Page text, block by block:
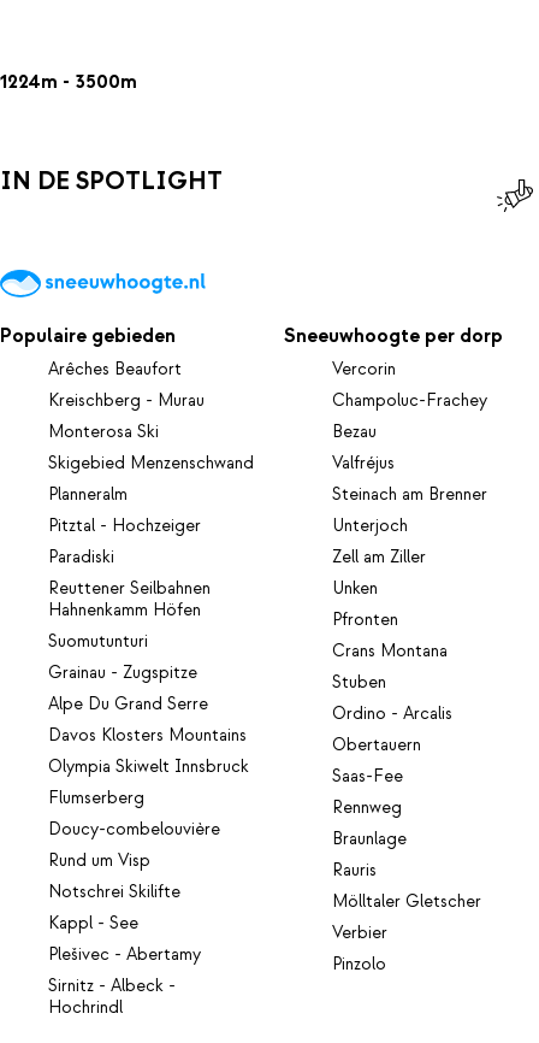
1224m - 3500m
IN DE SPOTLIGHT
Populaire gebieden
Arêches Beaufort
Kreischberg - Murau
Monterosa Ski
Skigebied Menzenschwand
Planneralm
Pitztal - Hochzeiger
Paradiski
Reuttener Seilbahnen
Hahnenkamm Höfen
Suomutunturi
Grainau - Zugspitze
Alpe Du Grand Serre
Davos Klosters Mountains
Olympia Skiwelt Innsbruck
Flumserberg
Doucy-combelouvière
Rund um Visp
Notschrei Skilifte
Kappl - See
Plešivec - Abertamy
Sirnitz - Albeck -
Hochrindl
Sneeuwhoogte per dorp
Vercorin
Champoluc-Frachey
Bezau
Valfréjus
Steinach am Brenner
Unterjoch
Zell am Ziller
Unken
Pfronten
Crans Montana
Stuben
Ordino - Arcalis
Obertauern
Saas-Fee
Rennweg
Braunlage
Rauris
Mölltaler Gletscher
Verbier
Pinzolo